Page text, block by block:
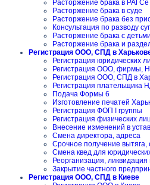
Расторжение брака в РАГСе
Расторжение брака в суде
Расторжение брака без
Консультация по разводу
Расторжение брака с детьми
Расторжение брака и
Регистрация ООО, СПД в
Регистрация юридических
Регистрация ООО, фирмы,
Регистрация ООО, СПД в
Регистрация плательщика
Подача Формы 6
Изготовление печатей
Регистрация ФОП I группы
Регистрация физических
Внесение изменений в устав
Смена директора, адреса
Срочное получение вытяга,
Смена квед для
Реорганизация,
Закрытие частного
Регистрация ООО, СПД в Киеве